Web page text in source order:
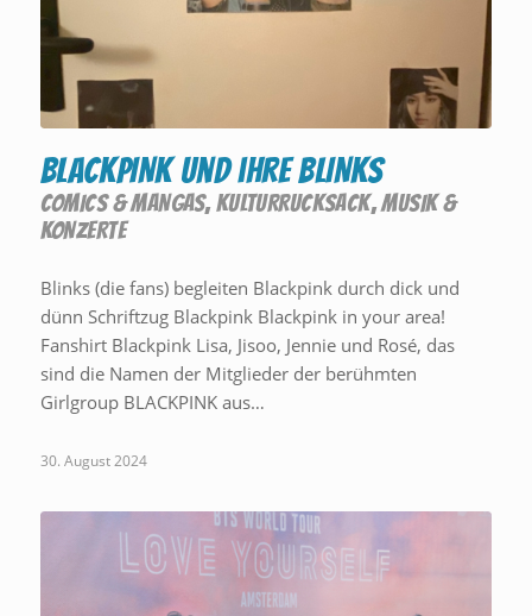
BLACKPINK und ihre BLINKS
COMICS & MANGAS, KULTURRUCKSACK,MUSIK &
KONZERTE
Blinks (die fans) begleiten Blackpink durch dick und
dünn Schriftzug Blackpink Blackpink in your area!
Fanshirt Blackpink Lisa, Jisoo, Jennie und Rosé, das
sind die Namen der Mitglieder der berühmten
Girlgroup BLACKPINK aus…
30. August 2024